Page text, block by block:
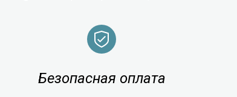
Безопасная оплата